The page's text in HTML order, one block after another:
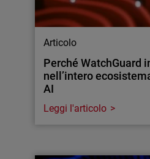
Articolo
Perché WatchGuard
nell’intero
AI
Leggi l'articolo